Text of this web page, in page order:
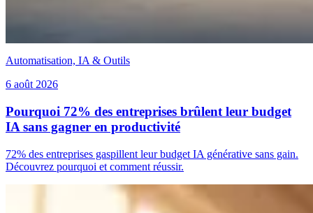
Automatisation, IA & Outils
6 août 2026
Pourquoi 72% des entreprises brûlent leur budget
IA sans gagner en productivité
72% des entreprises gaspillent leur budget IA générative sans gain.
Découvrez pourquoi et comment réussir.